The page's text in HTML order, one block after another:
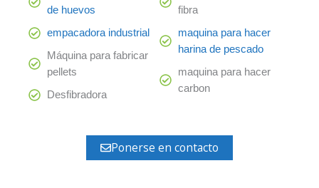
de huevos
empacadora industrial
Máquina para fabricar
pellets
Desfibradora
fibra
maquina para hacer
harina de pescado
maquina para hacer
carbon
Ponerse en contacto